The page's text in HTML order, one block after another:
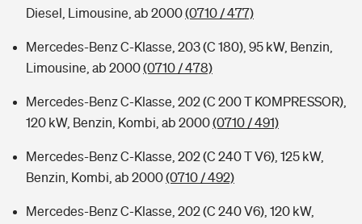
Diesel, Limousine, ab 2000(0710 / 477)
Mercedes-Benz C-Klasse, 203 (C 180), 95 kW, Benzin,
Limousine, ab 2000(0710 / 478)
Mercedes-Benz C-Klasse, 202 (C 200 T KOMPRESSOR),
120 kW, Benzin, Kombi, ab 2000(0710 / 491)
Mercedes-Benz C-Klasse, 202 (C 240 T V6), 125 kW,
Benzin, Kombi, ab 2000(0710 / 492)
Mercedes-Benz C-Klasse, 202 (C 240 V6), 120 kW,